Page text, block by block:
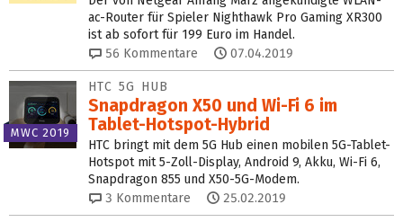
ac-Router für Spieler Nighthawk Pro Gaming XR300
ist ab sofort für 199 Euro im Handel.
56 Kommentare 07.04.2019
MWC 2019
HTC 5G HUB
Snapdragon X50 und Wi-Fi 6 im
Tablet-Hotspot-Hybrid
HTC bringt mit dem 5G Hub einen mobilen 5G-Tablet-
Hotspot mit 5-Zoll-Display, Android 9, Akku, Wi-Fi 6,
Snapdragon 855 und X50-5G-Modem.
3 Kommentare 25.02.2019